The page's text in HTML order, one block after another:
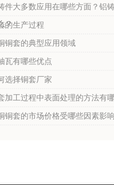
件大多数应用在哪些方面？铝
？
的生产过程
铜套的典型应用领域
瓦有哪些优点
选择铜套厂家
加工过程中表面处理的方法有
铜套的市场价格受哪些因素影